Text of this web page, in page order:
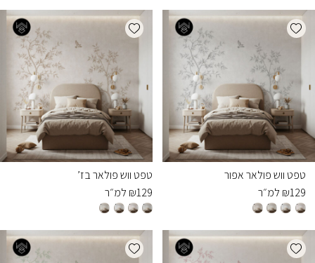
Add wishlist
טפט ווש פולאר אפור
₪129 למ״ר
Add wishlist
טפט ווש פולאר בז’
₪129 למ״ר
Add wishlist
Add wishlist